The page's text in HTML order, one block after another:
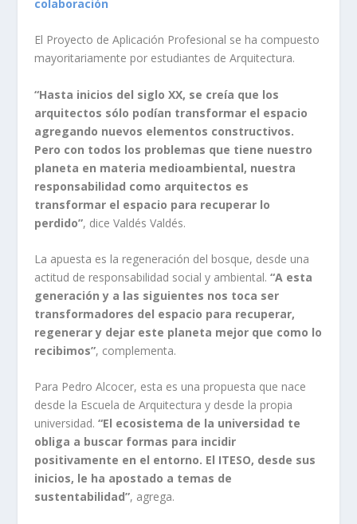
colaboración
El Proyecto de Aplicación Profesional se ha compuesto
mayoritariamente por estudiantes de Arquitectura.
“Hasta inicios del siglo XX, se creía que los
arquitectos sólo podían transformar el espacio
agregando nuevos elementos constructivos.
Pero con todos los problemas que tiene nuestro
planeta en materia medioambiental, nuestra
responsabilidad como arquitectos es
transformar el espacio para recuperar lo
perdido”, dice Valdés Valdés.
La apuesta es la regeneración del bosque, desde una
actitud de responsabilidad social y ambiental. “A esta
generación y a las siguientes nos toca ser
transformadores del espacio para recuperar,
regenerar y dejar este planeta mejor que como lo
recibimos”, complementa.
Para Pedro Alcocer, esta es una propuesta que nace
desde la Escuela de Arquitectura y desde la propia
universidad. “El ecosistema de la universidad te
obliga a buscar formas para incidir
positivamente en el entorno. El ITESO, desde sus
inicios, le ha apostado a temas de
sustentabilidad”, agrega.